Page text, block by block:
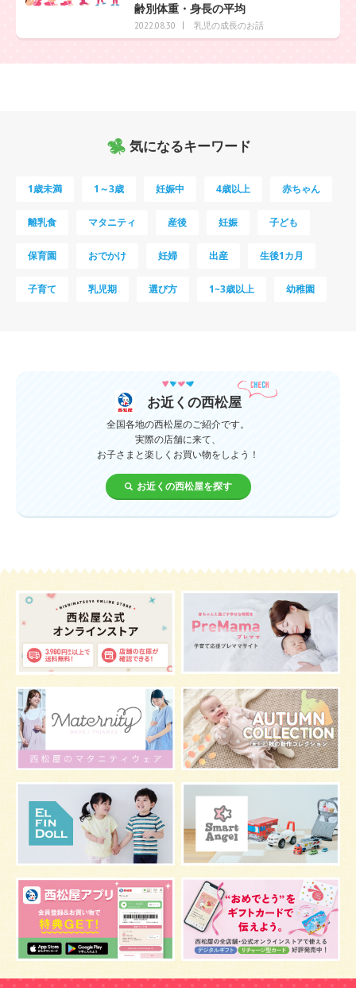
齢別体重・身長の平均
2022.08.30 乳児の成長のお話
気になるキーワード
1歳未満 1～3歳 妊娠中 4歳以上 赤ちゃん
離乳食 マタニティ 産後 妊娠 子ども
保育園 おでかけ 妊婦 出産 生後1カ月
子育て 乳児期 選び方 1~3歳以上 幼稚園
ベビーカー
おむつ 出産準備
遊ぶ 夏 イヤイヤ期
あせも 汗 エアコン
適切温度 帽子 授乳 チャイルドシート
ベビー服 小学生 家族写真 産休 お昼寝
改善 枕 メニュー
グッズ お七夜 お宮参り 初節句
肌 抱っこ スキンケア お肌
マタニティウェア おしゃぶり 絵本 肌着
夜間断乳 マスク お風呂 嫌がる うんち
体温 視力
骨盤ベルトの基礎知識 骨盤ベルトの注意点 こども
骨盤ベルトの効果 栄養素 しぐさ 感染症
保存 妊娠中の腰痛 アレルギー 目
しこり おっぱい 水着 安全対策 おすすめ
マザーバッグ 予防注射 鼻づまり 幼児期
お近くの西松屋
全国各地の西松屋のご紹介です。
実際の店舗に来て、
お子さまと楽しくお買い物をしよう！
お近くの西松屋を探す